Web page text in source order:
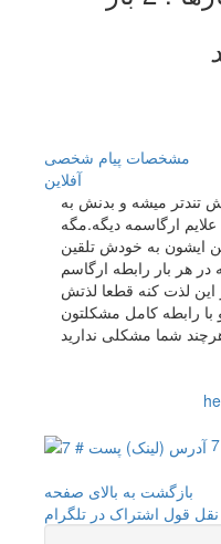
مشخصات پیام شخصی
آفلاين
تندتر میشه و بدنش به
ارگاسمه دیگه.مگه
ایشون به خودش تلقین
هر بار رابطه ارگاسم
این لذت کنه قطعا لذتش
رابطه کامل مشکلتون
بازگشت به بالای صفحه
نقل قول اشتراک در تلگرام